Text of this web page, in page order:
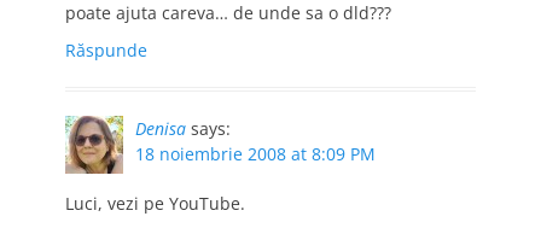
poate ajuta careva… de unde sa o dld???
Răspunde
Denisa says:
18 noiembrie 2008 at 8:09 PM
Luci, vezi pe YouTube.